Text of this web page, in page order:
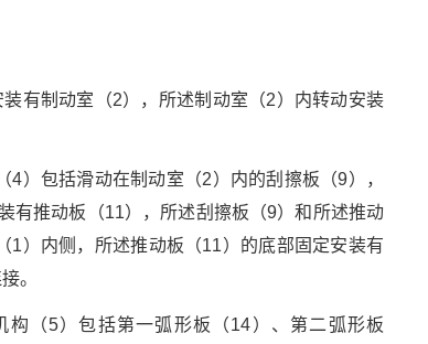
有制动室（2），所述制动室（2）内转动安装
）包括滑动在制动室（2）内的刮擦板（9），
有推动板（11），所述刮擦板（9）和所述推动
）内侧，所述推动板（11）的底部固定安装有
。
（5）包括第一弧形板（14）、第二弧形板